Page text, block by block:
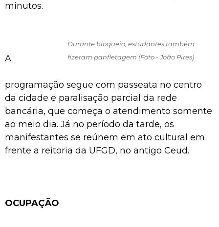
minutos.
Durante bloqueio, estudantes também
fizeram panfletagem (Foto - João Pires)
A
programação segue com passeata no centro
da cidade e paralisação parcial da rede
bancária, que começa o atendimento somente
ao meio dia. Já no período da tarde, os
manifestantes se reúnem em ato cultural em
frente a reitoria da UFGD, no antigo Ceud.
OCUPAÇÃO